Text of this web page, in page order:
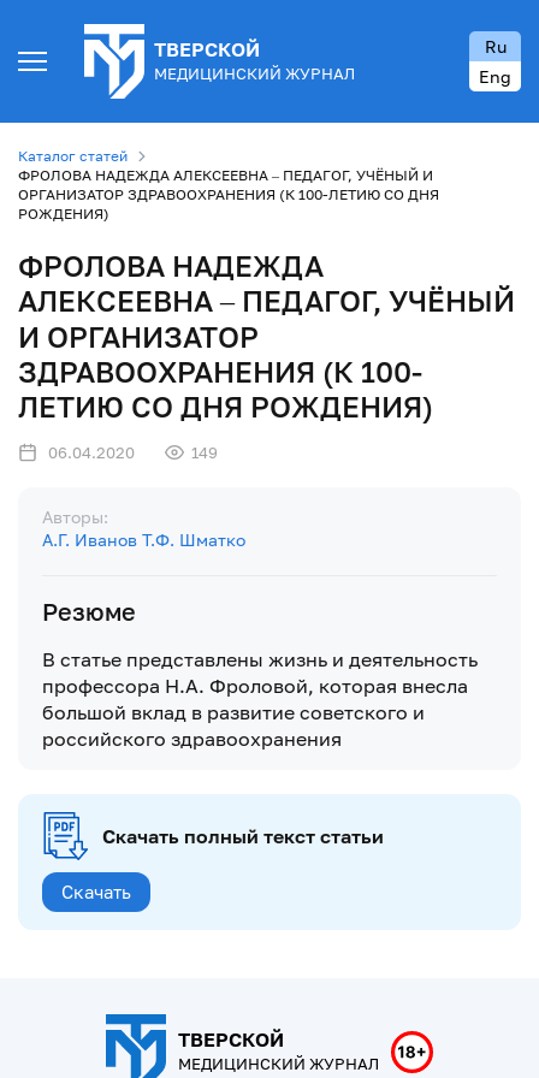
ТВЕРСКОЙ
МЕДИЦИНСКИЙ ЖУРНАЛ
Ru
Eng
Каталог статей
ФРОЛОВА НАДЕЖДА АЛЕКСЕЕВНА – ПЕДАГОГ, УЧЁНЫЙ И
ОРГАНИЗАТОР ЗДРАВООХРАНЕНИЯ (К 100-ЛЕТИЮ СО ДНЯ
РОЖДЕНИЯ)
ФРОЛОВА НАДЕЖДА
АЛЕКСЕЕВНА – ПЕДАГОГ, УЧЁНЫЙ
И ОРГАНИЗАТОР
ЗДРАВООХРАНЕНИЯ (К 100-
ЛЕТИЮ СО ДНЯ РОЖДЕНИЯ)
06.04.2020 149
Авторы:
А.Г. Иванов Т.Ф. Шматко
Резюме
В статье представлены жизнь и деятельность
профессора Н.А. Фроловой, которая внесла
большой вклад в развитие советского и
российского здравоохранения
Скачать полный текст статьи
Скачать
ТВЕРСКОЙ
МЕДИЦИНСКИЙ ЖУРНАЛ